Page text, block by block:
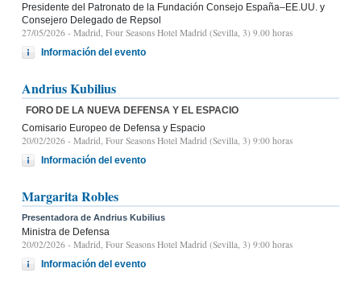
Presidente del Patronato de la Fundación Consejo España–EE.UU. y
Consejero Delegado de Repsol
27/05/2026 - Madrid, Four Seasons Hotel Madrid (Sevilla, 3) 9.00 horas
Información del evento
Andrius Kubilius
FORO DE LA NUEVA DEFENSA Y EL ESPACIO
Comisario Europeo de Defensa y Espacio
20/02/2026 - Madrid, Four Seasons Hotel Madrid (Sevilla, 3) 9:00 horas
Información del evento
Margarita Robles
Presentadora de Andrius Kubilius
Ministra de Defensa
20/02/2026 - Madrid, Four Seasons Hotel Madrid (Sevilla, 3) 9:00 horas
Información del evento